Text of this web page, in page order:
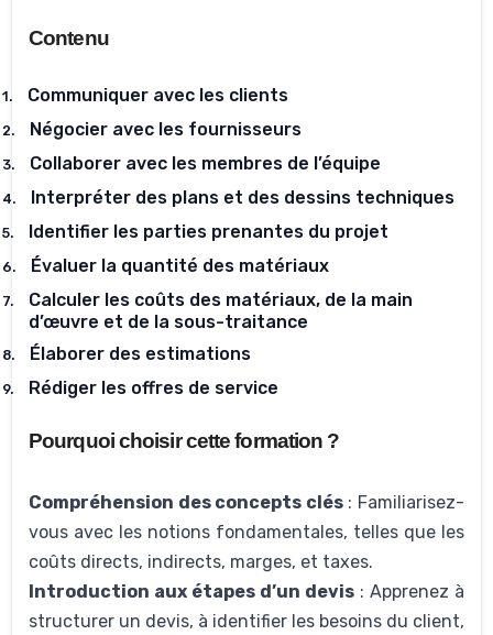
Contenu
1. Communiquer avec les clients
2. Négocier avec les fournisseurs
3. Collaborer avec les membres de l’équipe
4. Interpréter des plans et des dessins techniques
5. Identifier les parties prenantes du projet
6. Évaluer la quantité des matériaux
7.
Calculer les coûts des matériaux, de la main
d’œuvre et de la sous-traitance
8. Élaborer des estimations
9. Rédiger les offres de service
Pourquoi choisir cette formation ?
Compréhension des concepts clés: Familiarisez-
vous avec les notions fondamentales, telles que les
coûts directs, indirects, marges, et taxes.
Introduction aux étapes d’un devis : Apprenez à
structurer un devis, à identifier les besoins du client,